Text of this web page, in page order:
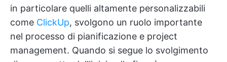
in particolare quelli altamente personalizzabili
come ClickUp, svolgono un ruolo importante
nel processo di pianificazione e project
management. Quando si segue lo svolgimento